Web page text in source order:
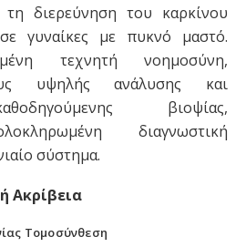
διερεύνηση του καρκίνου
γυναίκες με πυκνό μαστό.
τεχνητή νοημοσύνη,
υψηλής ανάλυσης και
βιοψίας,
διαγνωστική
σύστημα.
Ακρίβεια
Τομοσύνθεση